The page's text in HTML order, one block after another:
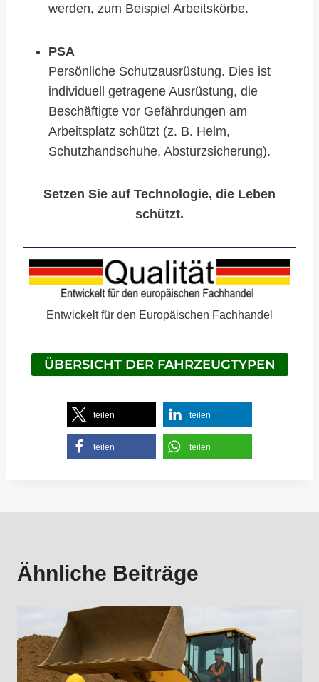
werden, zum Beispiel Arbeitskörbe.
PSA
Persönliche Schutzausrüstung. Dies ist
individuell getragene Ausrüstung, die
Beschäftigte vor Gefährdungen am
Arbeitsplatz schützt (z. B. Helm,
Schutzhandschuhe, Absturzsicherung).
Setzen Sie auf Technologie, die Leben
schützt.
Entwickelt für den Europäischen Fachhandel
ÜBERSICHT DER FAHRZEUGTYPEN
teilen teilen
teilen teilen
Ähnliche Beiträge